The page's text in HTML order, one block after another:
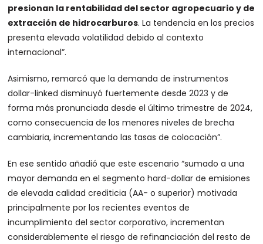
presionan la rentabilidad del sector agropecuario y de
extracción de hidrocarburos. La tendencia en los precios
presenta elevada volatilidad debido al contexto
internacional”.
Asimismo, remarcó que la demanda de instrumentos
dollar-linked disminuyó fuertemente desde 2023 y de
forma más pronunciada desde el último trimestre de 2024,
como consecuencia de los menores niveles de brecha
cambiaria, incrementando las tasas de colocación”.
En ese sentido añadió que este escenario “sumado a una
mayor demanda en el segmento hard-dollar de emisiones
de elevada calidad crediticia (AA- o superior) motivada
principalmente por los recientes eventos de
incumplimiento del sector corporativo, incrementan
considerablemente el riesgo de refinanciación del resto de